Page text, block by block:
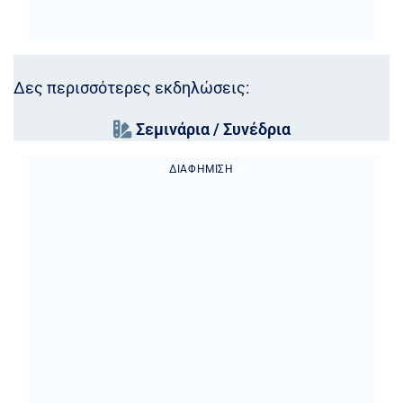
Δες περισσότερες εκδηλώσεις:
Σεμινάρια / Συνέδρια
ΔΙΑΦΉΜΙΣΗ